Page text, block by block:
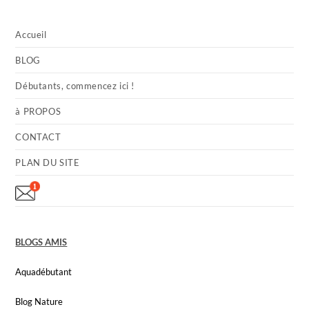
Accueil
BLOG
Débutants, commencez ici !
à PROPOS
CONTACT
PLAN DU SITE
BLOGS AMIS
Aquadébutant
Blog Nature